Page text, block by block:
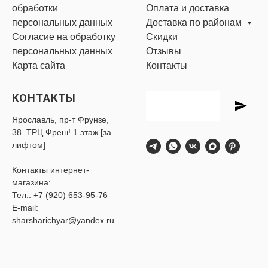
обработки
персональных данных
Согласие на обработку
персональных данных
Карта сайта
Оплата и доставка
Доставка по районам
Скидки
Отзывы
Контакты
КОНТАКТЫ
Ярославль, пр-т Фрунзе,
38. ТРЦ Фреш! 1 этаж [за
лифтом]
Контакты интернет-
магазина:
Тел.: +7 (920) 653-95-76
E-mail:
sharsharichyar@yandex.ru